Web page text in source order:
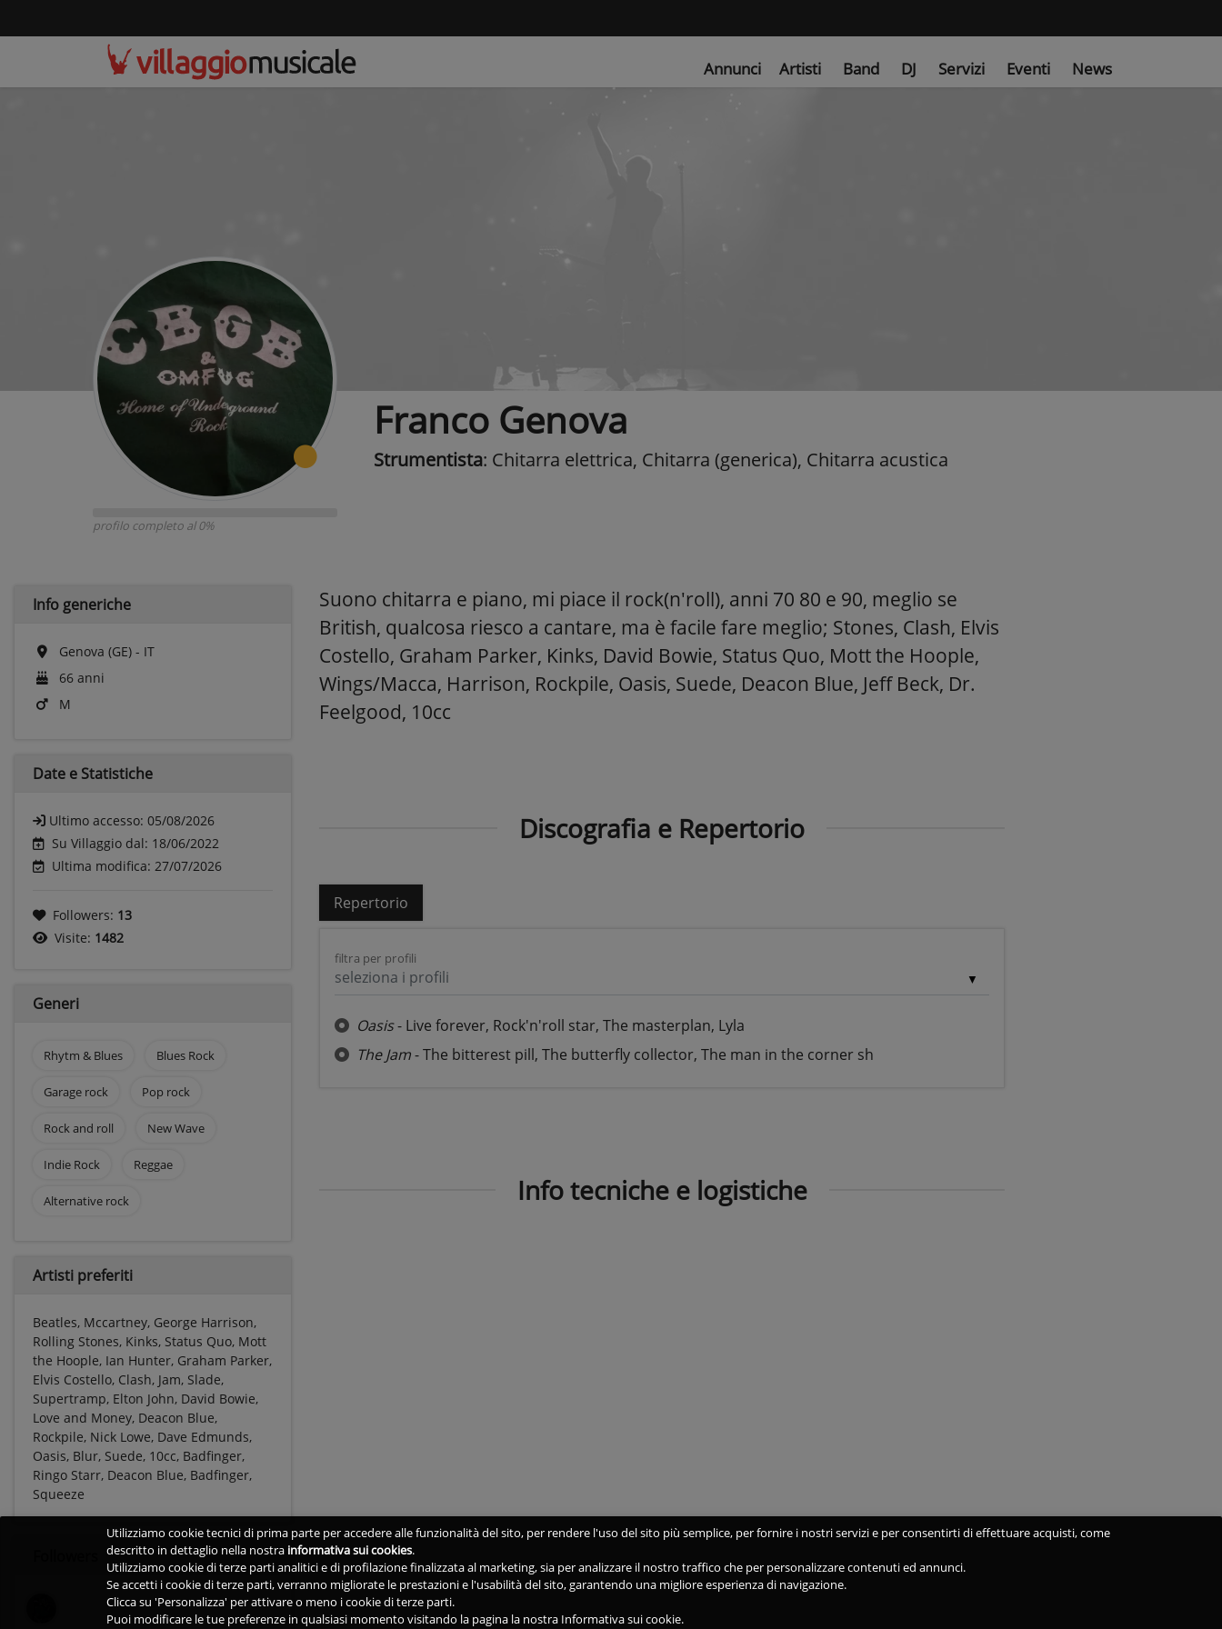
Annunci Artisti Band DJ Servizi Eventi News
profilo completo al 0%
Franco Genova
Strumentista: Chitarra elettrica, Chitarra (generica), Chitarra acustica
Info generiche
Genova (GE) - IT
66 anni
M
Date e Statistiche
Ultimo accesso: 05/08/2026
Su Villaggio dal: 18/06/2022
Ultima modifica: 27/07/2026
Followers: 13
Visite: 1482
Generi
Rhytm & Blues Blues Rock
Garage rock Pop rock
Rock and roll New Wave
Indie Rock Reggae
Alternative rock
Artisti preferiti
Beatles, Mccartney, George Harrison,
Rolling Stones, Kinks, Status Quo, Mott
the Hoople, Ian Hunter, Graham Parker,
Elvis Costello, Clash, Jam, Slade,
Supertramp, Elton John, David Bowie,
Love and Money, Deacon Blue,
Rockpile, Nick Lowe, Dave Edmunds,
Oasis, Blur, Suede, 10cc, Badfinger,
Ringo Starr, Deacon Blue, Badfinger,
Squeeze
Suono chitarra e piano, mi piace il rock(n'roll), anni 70 80 e 90, meglio se
British, qualcosa riesco a cantare, ma è facile fare meglio; Stones, Clash, Elvis
Costello, Graham Parker, Kinks, David Bowie, Status Quo, Mott the Hoople,
Wings/Macca, Harrison, Rockpile, Oasis, Suede, Deacon Blue, Jeff Beck, Dr.
Feelgood, 10cc
Discografia e Repertorio
Repertorio
filtra per profili
seleziona i profili
Oasis- Live forever, Rock'n'roll star, The masterplan, Lyla
The Jam- The bitterest pill, The butterfly collector, The man in the corner sh
Info tecniche e logistiche
Utilizziamo cookie tecnici di prima parte per accedere alle funzionalità del sito, per rendere l'uso del sito più semplice, per fornire i nostri servizi e per consentirti di effettuare acquisti, come
descritto in dettaglio nella nostra informativa sui cookies.
Utilizziamo cookie di terze parti analitici e di profilazione finalizzata al marketing, sia per analizzare il nostro traffico che per personalizzare contenuti ed annunci.
Se accetti i cookie di terze parti, verranno migliorate le prestazioni e l'usabilità del sito, garantendo una migliore esperienza di navigazione.
Clicca su 'Personalizza' per attivare o meno i cookie di terze parti.
Puoi modificare le tue preferenze in qualsiasi momento visitando la pagina la nostra Informativa sui cookie.